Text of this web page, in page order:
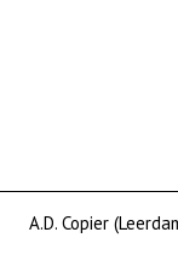
A.D. Copier